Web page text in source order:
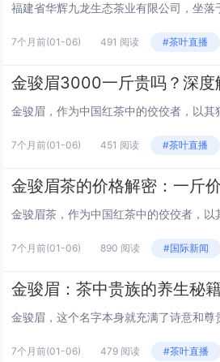
7个月前(01-06) 491 阅读 #茶叶直播
7个月前(01-06) 451 阅读 #茶叶直播
7个月前(01-06) 890 阅读 #国际新闻
金骏眉：茶中贵族的养生秘
7个月前(01-06) 479 阅读 #茶叶直播